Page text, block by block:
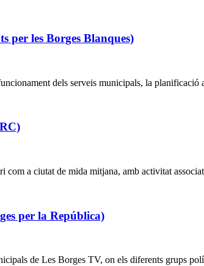
per les Borges Blanques)
dels serveis municipals, la
a ciutat de mida mitjana, amb activitat
per la República)
de Les Borges TV, on els diferents grups